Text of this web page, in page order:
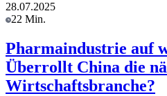
28.07.2025
22 Min.
Pharmaindustrie auf
Überrollt China die
Wirtschaftsbranche?